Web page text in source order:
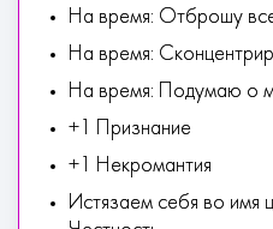
На время: Отброшу
На время:
На время: Подумаю о
+1 Признание
+1 Некромантия
Истязаем себя во имя